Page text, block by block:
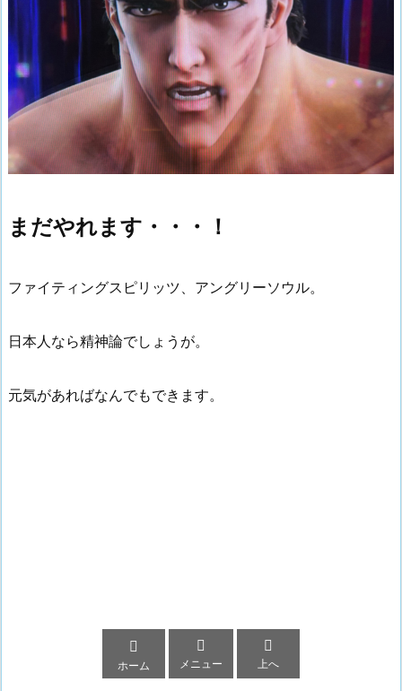
まだやれます・・・！
ファイティングスピリッツ、アングリーソウル。
日本人なら精神論でしょうが。
元気があればなんでもできます。

ホーム

メニュー

上へ